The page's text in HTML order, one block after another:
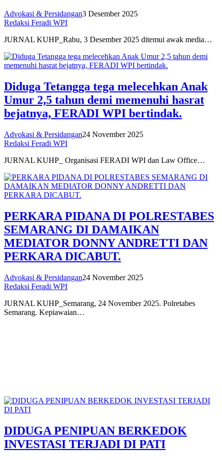
Advokasi & Persidangan3 Desember 2025
Redaksi Feradi WPI
JURNAL KUHP_Rabu, 3 Desember 2025 ditemui awak media…
Diduga Tetangga tega melecehkan Anak
Umur 2,5 tahun demi memenuhi hasrat
bejatnya, FERADI WPI bertindak.
Advokasi & Persidangan24 November 2025
Redaksi Feradi WPI
JURNAL KUHP_ Organisasi FERADI WPI dan Law Office…
PERKARA PIDANA DI POLRESTABES
SEMARANG DI DAMAIKAN
MEDIATOR DONNY ANDRETTI DAN
PERKARA DICABUT.
Advokasi & Persidangan24 November 2025
Redaksi Feradi WPI
JURNAL KUHP_Semarang, 24 November 2025. Polretabes
Semarang. Kepiawaian…
DIDUGA PENIPUAN BERKEDOK
INVESTASI TERJADI DI PATI